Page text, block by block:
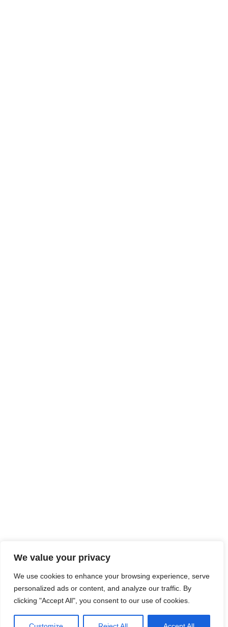
We value your privacy
We use cookies to enhance your browsing experience, serve
personalized ads or content, and analyze our traffic. By
clicking "Accept All", you consent to our use of cookies.